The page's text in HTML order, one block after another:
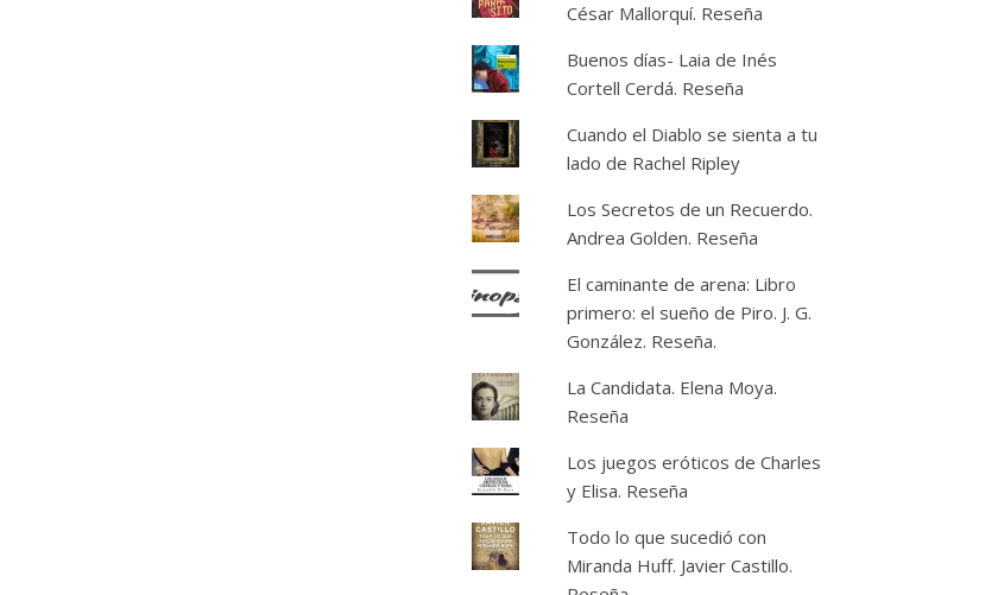
César Mallorquí. Reseña
Buenos días- Laia de Inés
Cortell Cerdá. Reseña
Cuando el Diablo se sienta a tu
lado de Rachel Ripley
Los Secretos de un Recuerdo.
Andrea Golden. Reseña
El caminante de arena: Libro
primero: el sueño de Piro. J. G.
González. Reseña.
La Candidata. Elena Moya.
Reseña
Los juegos eróticos de Charles
y Elisa. Reseña
Todo lo que sucedió con
Miranda Huff. Javier Castillo.